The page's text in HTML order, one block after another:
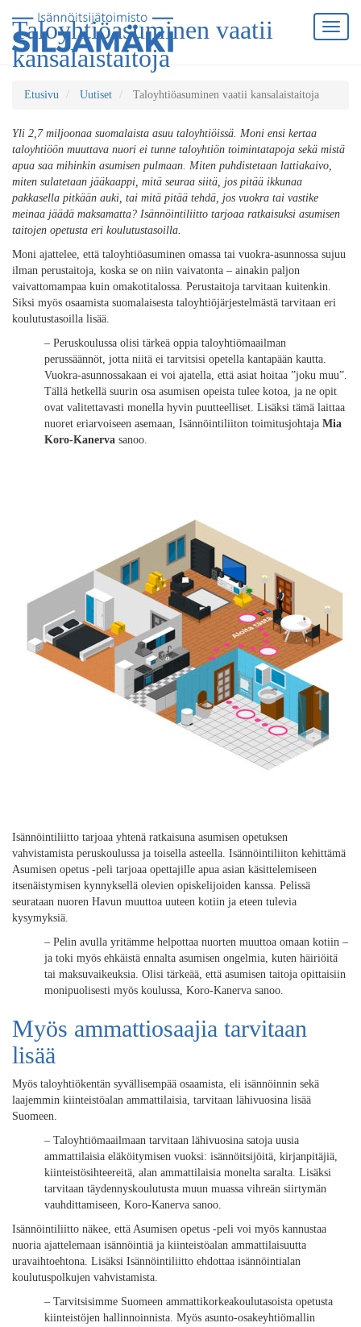
Taloyhtiöasuminen vaatii
kansalaistaitoja
Etusivu Uutiset Taloyhtiöasuminen vaatii kansalaistaitoja
Yli 2,7 miljoonaa suomalaista asuu taloyhtiöissä. Moni ensi kertaa
taloyhtiöön muuttava nuori ei tunne taloyhtiön toimintatapoja sekä mistä
apua saa mihinkin asumisen pulmaan. Miten puhdistetaan lattiakaivo,
miten sulatetaan jääkaappi, mitä seuraa siitä, jos pitää ikkunaa
pakkasella pitkään auki, tai mitä pitää tehdä, jos vuokra tai vastike
meinaa jäädä maksamatta? Isännöintiliitto tarjoaa ratkaisuksi asumisen
taitojen opetusta eri koulutustasoilla.
Moni ajattelee, että taloyhtiöasuminen omassa tai vuokra-asunnossa sujuu
ilman perustaitoja, koska se on niin vaivatonta – ainakin paljon
vaivattomampaa kuin omakotitalossa. Perustaitoja tarvitaan kuitenkin.
Siksi myös osaamista suomalaisesta taloyhtiöjärjestelmästä tarvitaan eri
koulutustasoilla lisää.
– Peruskoulussa olisi tärkeä oppia taloyhtiömaailman
perussäännöt, jotta niitä ei tarvitsisi opetella kantapään kautta.
Vuokra-asunnossakaan ei voi ajatella, että asiat hoitaa ”joku muu”.
Tällä hetkellä suurin osa asumisen opeista tulee kotoa, ja ne opit
ovat valitettavasti monella hyvin puutteelliset. Lisäksi tämä laittaa
nuoret eriarvoiseen asemaan, Isännöintiliiton toimitusjohtaja Mia
Koro-Kanerva sanoo.
Isännöintiliitto tarjoaa yhtenä ratkaisuna asumisen opetuksen
vahvistamista peruskoulussa ja toisella asteella. Isännöintiliiton kehittämä
Asumisen opetus -peli tarjoaa opettajille apua asian käsittelemiseen
itsenäistymisen kynnyksellä olevien opiskelijoiden kanssa. Pelissä
seurataan nuoren Havun muuttoa uuteen kotiin ja eteen tulevia
kysymyksiä.
– Pelin avulla yritämme helpottaa nuorten muuttoa omaan kotiin –
ja toki myös ehkäistä ennalta asumisen ongelmia, kuten häiriöitä
tai maksuvaikeuksia. Olisi tärkeää, että asumisen taitoja opittaisiin
monipuolisesti myös koulussa, Koro-Kanerva sanoo.
Myös ammattiosaajia tarvitaan
lisää
Myös taloyhtiökentän syvällisempää osaamista, eli isännöinnin sekä
laajemmin kiinteistöalan ammattilaisia, tarvitaan lähivuosina lisää
Suomeen.
– Taloyhtiömaailmaan tarvitaan lähivuosina satoja uusia
ammattilaisia eläköitymisen vuoksi: isännöitsijöitä, kirjanpitäjiä,
kiinteistösihteereitä, alan ammattilaisia monelta saralta. Lisäksi
tarvitaan täydennyskoulutusta muun muassa vihreän siirtymän
vauhdittamiseen, Koro-Kanerva sanoo.
Isännöintiliitto näkee, että Asumisen opetus -peli voi myös kannustaa
nuoria ajattelemaan isännöintiä ja kiinteistöalan ammattilaisuutta
uravaihtoehtona. Lisäksi Isännöintiliitto ehdottaa isännöintialan
koulutuspolkujen vahvistamista.
– Tarvitsisimme Suomeen ammattikorkeakoulutasoista opetusta
kiinteistöjen hallinnoinnista. Myös asunto-osakeyhtiömallin